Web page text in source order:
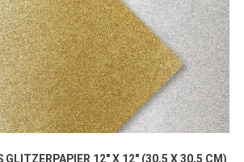
GLITZERPAPIER 12″ X 12″ (30,5 X 30,5 CM)